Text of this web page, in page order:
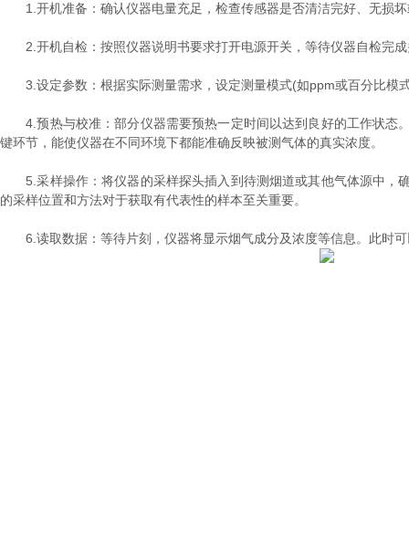
1.开机准备：确认仪器电量充足，检查传感器是否清洁完好、无损坏
2.开机自检：按照仪器说明书要求打开电源开关，等待仪器自检完成
3.设定参数：根据实际测量需求，设定测量模式(如ppm或百分比模
4.预热与校准：部分仪器需要预热一定时间以达到良好的工作状态
键环节，能使仪器在不同环境下都能准确反映被测气体的真实浓度。
5.采样操作：将仪器的采样探头插入到待测烟道或其他气体源中，
的采样位置和方法对于获取有代表性的样本至关重要。
6.读取数据：等待片刻，仪器将显示烟气成分及浓度等信息。此时可